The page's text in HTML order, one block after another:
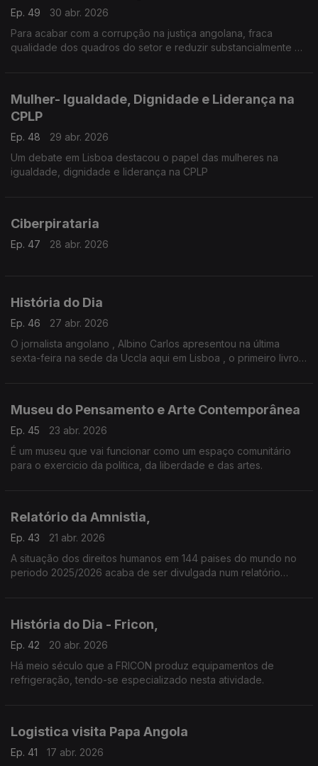
Ep. 49
30 abr. 2026
Para acabar com a corrupção na justiça angolana, fraca
qualidade dos quadros do setor e reduzir substancialmente a
Mulher- Igualdade, Dignidade e Liderança na
CPLP
Ep. 48
29 abr. 2026
Um debate em Lisboa destacou o papel das mulheres na
igualdade, dignidade e liderança na CPLP
Ciberpirataria
Ep. 47 28 abr. 2026
História do Dia
Ep. 46
27 abr. 2026
O jornalista angolano , Albino Carlos apresentou na última
sexta-feira na sede da Uccla aqui em Lisboa , o primeiro livro
Museu do Pensamento e Arte Contemporânea
Ep. 45
23 abr. 2026
É um museu que vai funcionar como um espaço comunitário
para o exercicio da politica, da liberdade e das artes.
Relatório da Amnistia,
Ep. 43
21 abr. 2026
A situação dos direitos humanos em 144 paises do mundo no
periodo 2025/2026 acaba de ser divulgada num relatório
História do Dia - Fricon,
Ep. 42
20 abr. 2026
Há meio século que a FRICON produz equipamentos de
refrigeração, tendo-se especializado nesta atividade.
Logistica visita Papa Angola
Ep. 41
17 abr. 2026